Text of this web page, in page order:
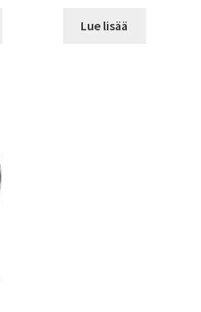
Lue lisää